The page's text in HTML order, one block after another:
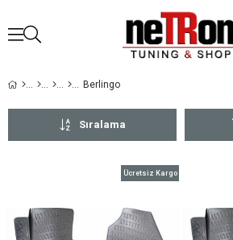
Berlingo
Sıralama
Ücretsiz Kargo